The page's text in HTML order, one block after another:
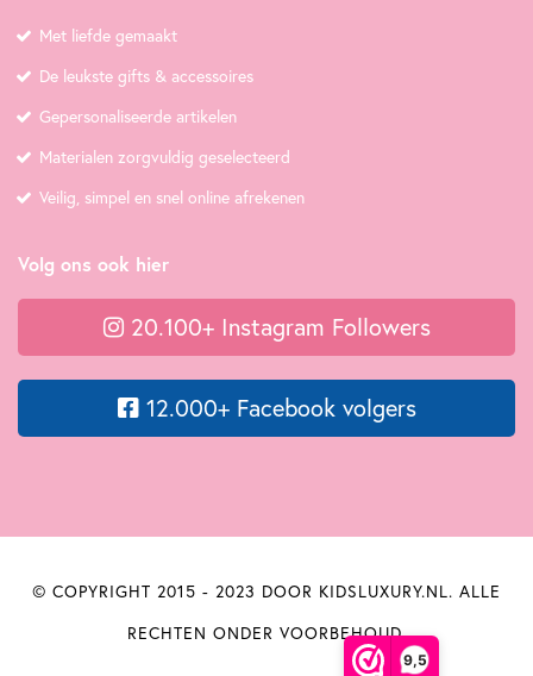
9,5
Met liefde gemaakt
De leukste gifts & accessoires
Gepersonaliseerde artikelen
Materialen zorgvuldig geselecteerd
Veilig, simpel en snel online afrekenen
Volg ons ook hier
20.100+ Instagram Followers
12.000+ Facebook volgers
© COPYRIGHT 2015 - 2023 DOOR KIDSLUXURY.NL. ALLE
RECHTEN ONDER VOORBEHOUD.